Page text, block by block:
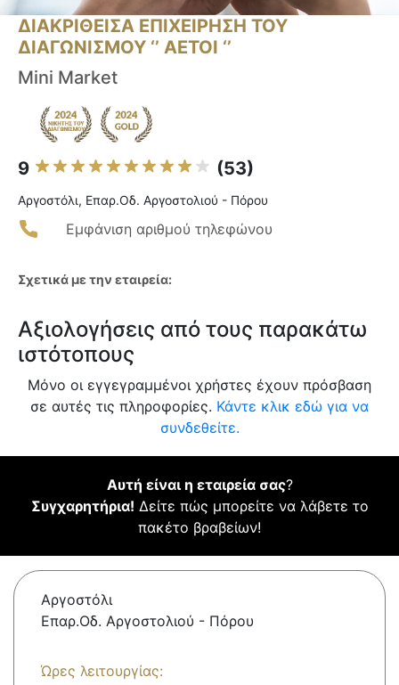
ΔΙΑΚΡΙΘΕΙΣΑ ΕΠΙΧΕΙΡΗΣΗ ΤΟΥ
ΔΙΑΓΩΝΙΣΜΟΥ ‘’ ΑΕΤΟΙ ‘’
Mini Market
9 (53)
Αργοστόλι, Επαρ.Οδ. Αργοστολιού - Πόρου
Εμφάνιση αριθμού τηλεφώνου
Σχετικά με την εταιρεία:
Αξιολογήσεις από τους παρακάτω
ιστότοπους
Μόνο οι εγγεγραμμένοι χρήστες έχουν πρόσβαση
σε αυτές τις πληροφορίες. Κάντε κλικ εδώ για να
συνδεθείτε.
Αυτή είναι η εταιρεία σας?
Συγχαρητήρια! Δείτε πώς μπορείτε να λάβετε το
πακέτο βραβείων!
Αργοστόλι
Επαρ.Οδ. Αργοστολιού - Πόρου
Ώρες λειτουργίας: